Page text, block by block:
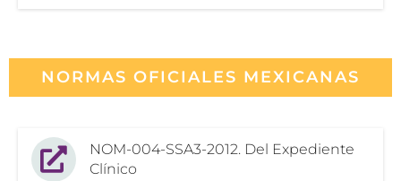
NORMAS OFICIALES MEXICANAS
NOM-004-SSA3-2012. Del Expediente
Clínico